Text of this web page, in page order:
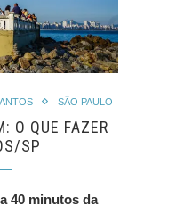
SÃO PAULO
O QUE FAZER
SP
40 minutos da